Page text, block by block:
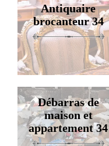
Antiquaire
brocanteur 34
Débarras de
maison et
appartement 34